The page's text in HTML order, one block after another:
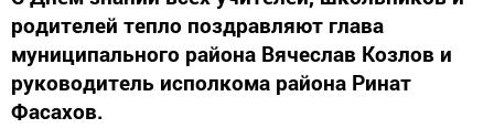
родителей тепло поздравляют глава
муниципального района Вячеслав Козлов и
руководитель исполкома района Ринат
Фасахов.